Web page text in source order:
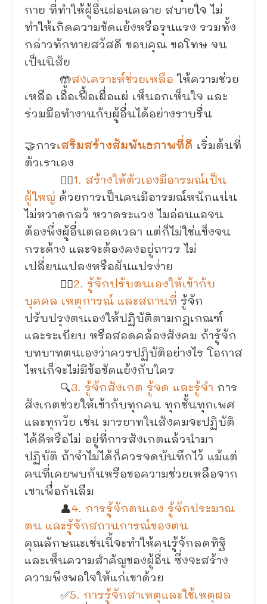
กาย ที่ทำให้ผู้อื่นผ่อนคลาย สบายใจ ไม่
ทำให้เกิดความขัดแย้งหรือรุนแรง รวมทั้ง
กล่าวทักทายสวัสดี ขอบคุณ ขอโทษ จน
เป็นนิสัย
🤲สงเคราะห์ช่วยเหลือ ให้ความช่วย
เหลือ เอื้อเฟื้อเผื่อแผ่ เห็นอกเห็นใจ และ
ร่วมมือทำงานกับผู้อื่นได้อย่างราบรื่น
🤝การเสริมสร้างสัมพันธภาพที่ดี เริ่มต้นที่
ตัวเราเอง
👨‍⚖️1. สร้างให้ตัวเองมีอารมณ์เป็น
ผู้ใหญ่ ด้วยการเป็นคนมีอารมณ์หนักแน่น
ไม่หวาดกลวั หวาดระแวง ไมอ่อนแอจน
ต้องพึ่งผู้อื่นตลอดเวลา แต่ก็ไม่ใช่แข็งจน
กระด้าง และจะต้องคงอยู่ถาวร ไม่
เปลี่ยนแปลงหรือผันแปรง่าย
🧏‍♀️2. รู้จักปรับตนเองให้เข้ากับ
บุคคล เหตุการณ์ และสถานที่ รู้จัก
ปรับปรุงตนเองให้ปฏิบัติตามกฎเกณฑ์
และระเบียบ หรือสอดคล้องสังคม ถ้ารู้จัก
บทบาทตนเองว่าควรปฏิบัติอย่างไร โอกาส
ไหนก็จะไม่มีข้อขัดแย้งกับใคร
🔍3. รู้จักสังเกต รู้จด และรู้จำ การ
สังเกตช่วยให้เข้ากับทุกคน ทุกชั้นทุกเพศ
และทุกวัย เช่น มารยาทในสังคมจะปฏิบัติ
ได้ดีหรือไม่ อยู่ที่การสังเกตแล้วนำมา
ปฏิบัติ ถ้าจำไม่ได้ก็ควรจดบันทึกไว้ แม้แต่
คนที่เคยพบกันหรือขอความช่วยเหลือจาก
เขาเพื่อกันลืม
👤4. การรู้จักตนเอง รู้จักประมาณ
ตน และรู้จักสถานการณ์ของตน
คุณลักษณะเช่นนี้จะทำให้คนรู้จักลดทิฐิ
และเห็นความสำคัญของผู้อื่น ซึ่งจะสร้าง
ความพึงพอใจให้แก่เขาด้วย
✅5. การรู้จักสาเหตุและใช้เหตุผล